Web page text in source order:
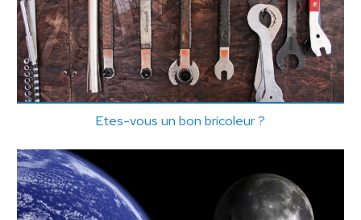
Etes-vous un bon bricoleur ?